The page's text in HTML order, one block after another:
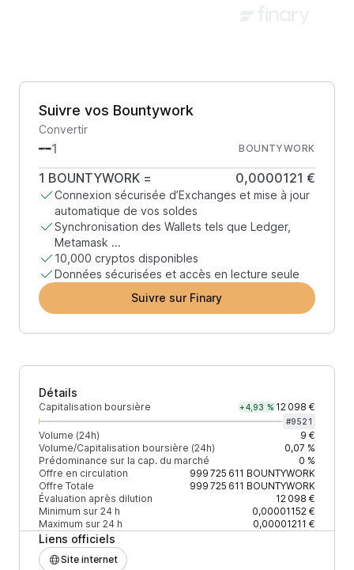
Suivre vos Bountywork
Convertir
BOUNTYWORK
1 BOUNTYWORK = 0,0000121 €
Connexion sécurisée d’Exchanges et mise à jour
automatique de vos soldes
Synchronisation des Wallets tels que Ledger,
Metamask ...
10,000 cryptos disponibles
Données sécurisées et accès en lecture seule
Suivre sur Finary
Détails
Capitalisation boursière +4,93 % 12 098 €
#9521
Volume (24h)
9 €
Volume/Capitalisation boursière (24h)
0,07 %
Prédominance sur la cap. du marché
0 %
Offre en circulation
999 725 611 BOUNTYWORK
Offre Totale
999 725 611 BOUNTYWORK
Évaluation après dilution
12 098 €
Minimum sur 24 h
0,00001152 €
Maximum sur 24 h
0,00001211 €
Liens officiels
Site internet